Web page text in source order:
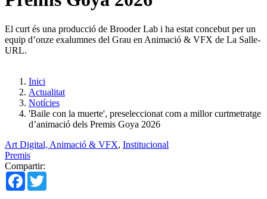
El curt és una producció de Brooder Lab i ha estat concebut per un
equip d’onze exalumnes del Grau en Animació & VFX de La Salle-
URL.
Inici
Actualitat
Notícies
'Baile con la muerte', preseleccionat com a millor curtmetratge
d’animació dels Premis Goya 2026
Art Digital, Animació & VFX, Institucional
Premis
Compartir:
Facebook